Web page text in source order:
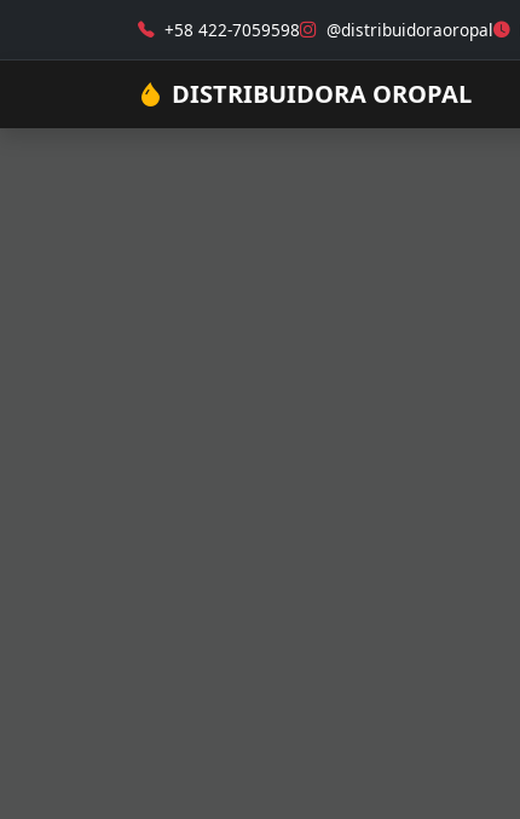
+58 422-7059598 @distribuidoraoropal
DISTRIBUIDORA OROPAL